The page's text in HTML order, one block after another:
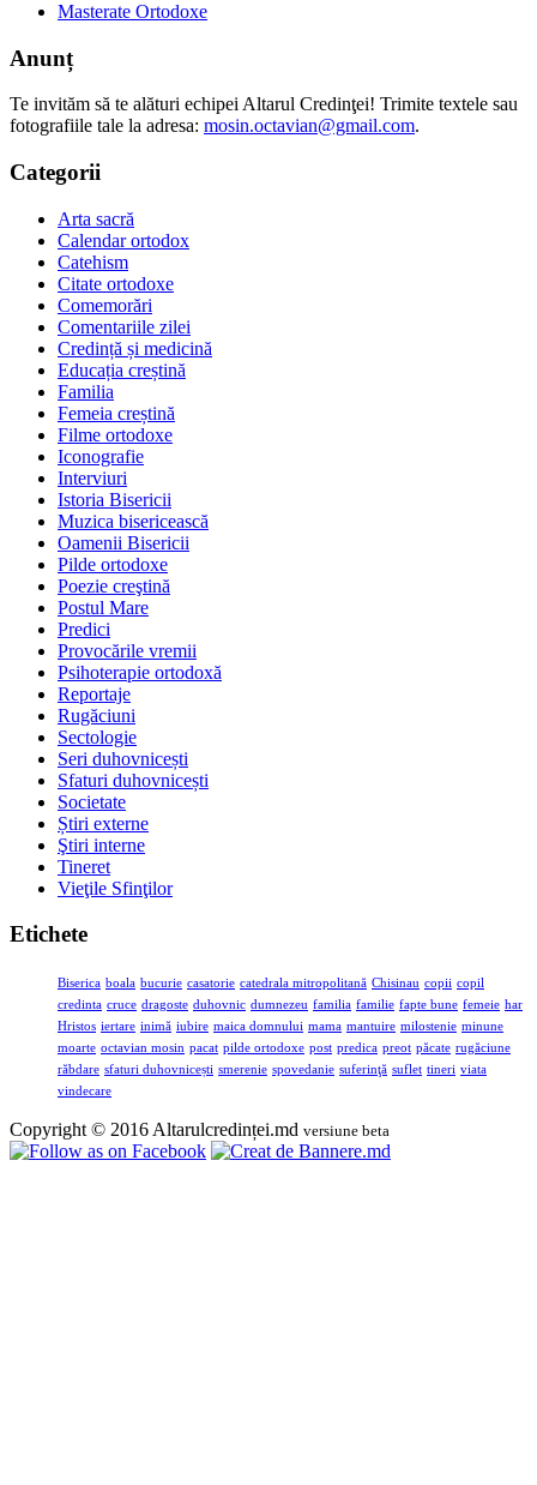
Masterate Ortodoxe
Anunț
Te invităm să te alături echipei Altarul Credinţei! Trimite textele sau
fotografiile tale la adresa: mosin.octavian@gmail.com.
Categorii
Arta sacră
Calendar ortodox
Catehism
Citate ortodoxe
Comemorări
Comentariile zilei
Credință și medicină
Educația creștină
Familia
Femeia creștină
Filme ortodoxe
Iconografie
Interviuri
Istoria Bisericii
Muzica bisericească
Oamenii Bisericii
Pilde ortodoxe
Poezie creştină
Postul Mare
Predici
Provocările vremii
Psihoterapie ortodoxă
Reportaje
Rugăciuni
Sectologie
Seri duhovnicești
Sfaturi duhovnicești
Societate
Știri externe
Ştiri interne
Tineret
Vieţile Sfinţilor
Etichete
Biserica boala bucurie casatorie catedrala mitropolitană Chisinau copii copil
credinta cruce dragoste duhovnic dumnezeu familia familie fapte bune femeie har
Hristos iertare inimă iubire maica domnului mama mantuire milostenie minune
moarte octavian mosin pacat pilde ortodoxe post predica preot păcate rugăciune
răbdare sfaturi duhovnicești smerenie spovedanie suferinţă suflet tineri viata
vindecare
Copyright © 2016 Altarulcredinței.md versiune beta